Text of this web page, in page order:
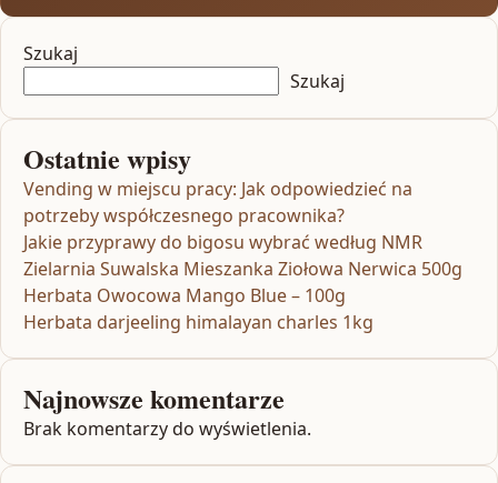
Szukaj
Szukaj
Ostatnie wpisy
Vending w miejscu pracy: Jak odpowiedzieć na
potrzeby współczesnego pracownika?
Jakie przyprawy do bigosu wybrać według NMR
Zielarnia Suwalska Mieszanka Ziołowa Nerwica 500g
Herbata Owocowa Mango Blue – 100g
Herbata darjeeling himalayan charles 1kg
Najnowsze komentarze
Brak komentarzy do wyświetlenia.